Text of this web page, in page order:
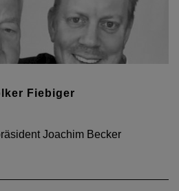
Fiebiger
Joachim Becker